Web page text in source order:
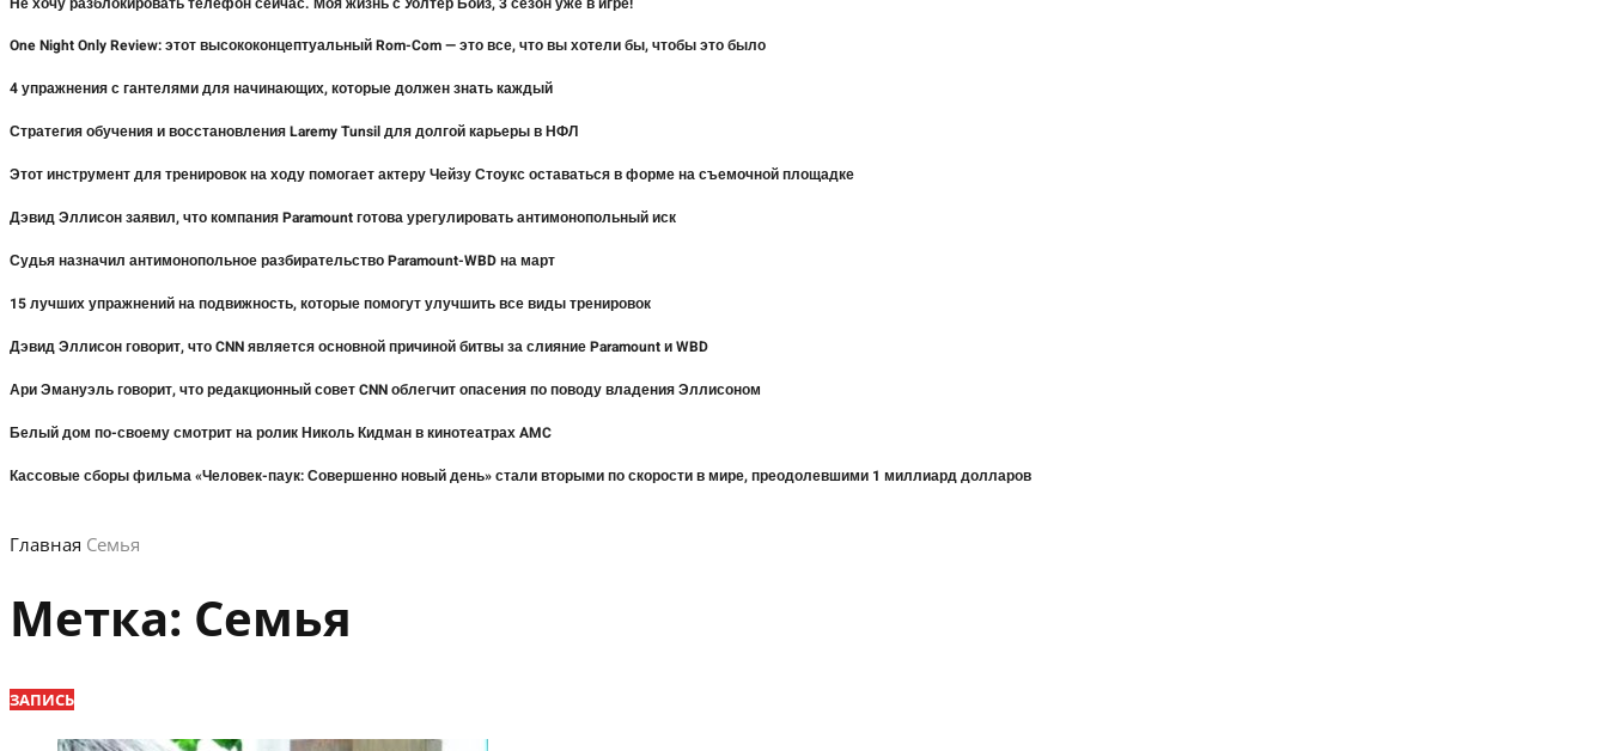
One Night Only Review: этот высококонцептуальный Rom-Com — это все, что вы хотели бы, чтобы это было
4 упражнения с гантелями для начинающих, которые должен знать каждый
Стратегия обучения и восстановления Laremy Tunsil для долгой карьеры в НФЛ
Этот инструмент для тренировок на ходу помогает актеру Чейзу Стоукс оставаться в форме на съемочной площадке
Дэвид Эллисон заявил, что компания Paramount готова урегулировать антимонопольный иск
Судья назначил антимонопольное разбирательство Paramount-WBD на март
15 лучших упражнений на подвижность, которые помогут улучшить все виды тренировок
Дэвид Эллисон говорит, что CNN является основной причиной битвы за слияние Paramount и WBD
Ари Эмануэль говорит, что редакционный совет CNN облегчит опасения по поводу владения Эллисоном
Белый дом по-своему смотрит на ролик Николь Кидман в кинотеатрах AMC
Кассовые сборы фильма «Человек-паук: Совершенно новый день» стали вторыми по скорости в мире, преодолевшими 1 миллиард долларов
Главная Семья
Метка: Семья
ЗАПИСЬ